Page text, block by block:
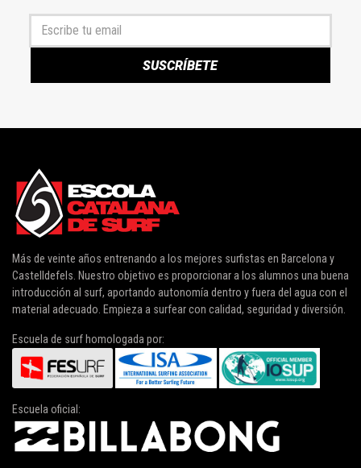
Más de veinte años entrenando a los mejores surfistas en Barcelona y
Castelldefels. Nuestro objetivo es proporcionar a los alumnos una buena
introducción al surf, aportando autonomía dentro y fuera del agua con el
material adecuado. Empieza a surfear con calidad, seguridad y diversión.
Escuela de surf homologada por:
Escuela oficial: